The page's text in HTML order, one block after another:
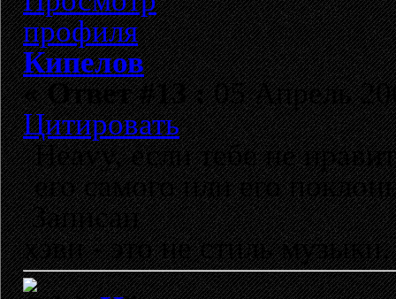
Кипелов
«Ответ #13 :05 Апрель
Цитировать
Heavy, если тебе не
его самого или его
Записан
хэви - это не стиль